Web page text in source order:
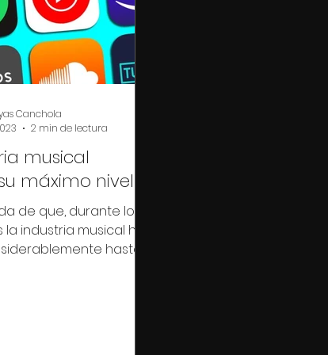
musical
máximo nivel
de que, durante los
industria musical ha
hasta
Canchola
2 min de lectura